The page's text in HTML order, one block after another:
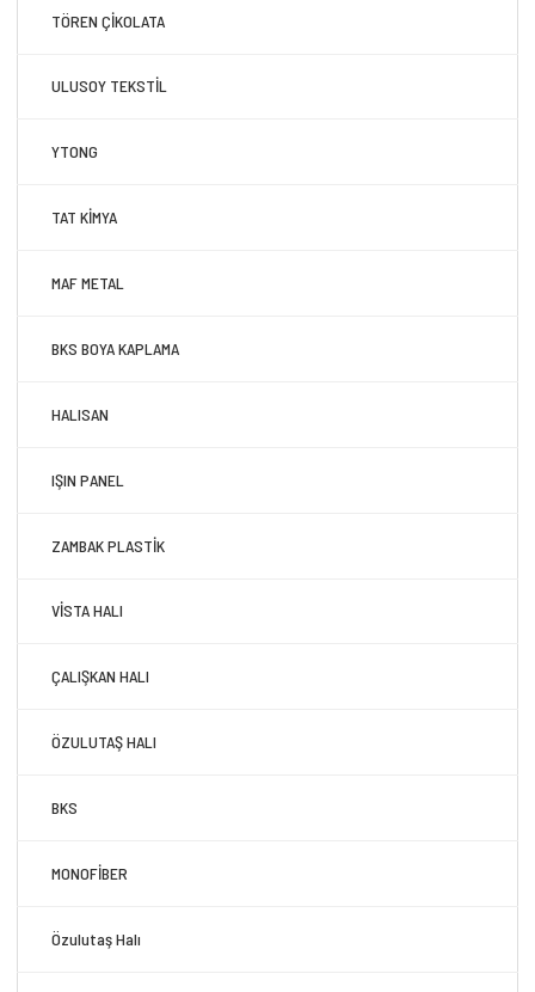
TÖREN ÇİKOLATA
ULUSOY TEKSTİL
YTONG
TAT KİMYA
MAF METAL
BKS BOYA KAPLAMA
HALISAN
IŞIN PANEL
ZAMBAK PLASTİK
VİSTA HALI
ÇALIŞKAN HALI
ÖZULUTAŞ HALI
BKS
MONOFİBER
Özulutaş Halı